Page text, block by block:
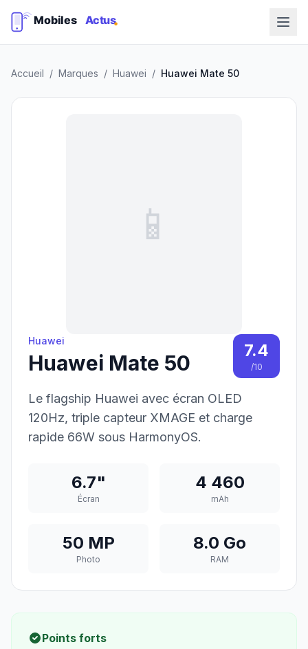
Accueil / Marques / Huawei / Huawei Mate 50
📱
Huawei
Huawei Mate 50
7.4
/10
Le flagship Huawei avec écran OLED
120Hz, triple capteur XMAGE et charge
rapide 66W sous HarmonyOS.
6.7"
Écran
4 460
mAh
50 MP
Photo
8.0 Go
RAM
Points forts